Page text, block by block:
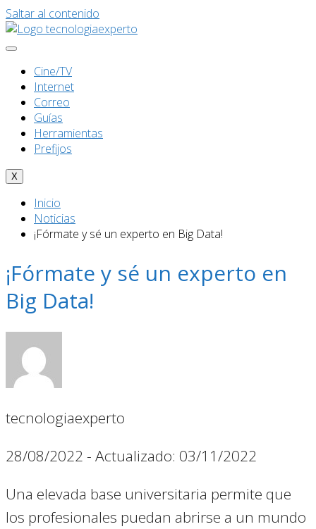
Saltar al contenido
Cine/TV
Internet
Correo
Guías
Herramientas
Prefijos
X
Inicio
Noticias
¡Fórmate y sé un experto en Big Data!
¡Fórmate y sé un experto en
Big Data!
tecnologiaexperto
28/08/2022 - Actualizado: 03/11/2022
Una elevada base universitaria permite que
los profesionales puedan abrirse a un mundo